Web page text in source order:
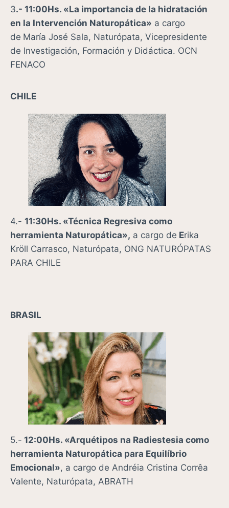
3.- 11:00Hs. «La importancia de la hidratación
en la Intervención Naturopática» a cargo
de María José Sala, Naturópata, Vicepresidente
de Investigación, Formación y Didáctica. OCN
FENACO
CHILE
4.- 11:30Hs. «Técnica Regresiva como
herramienta Naturopática», a cargo de Erika
Kröll Carrasco, Naturópata, ONG NATURÓPATAS
PARA CHILE
BRASIL
5.- 12:00Hs. «Arquétipos na Radiestesia como
herramienta Naturopática para Equilíbrio
Emocional», a cargo de Andréia Cristina Corrêa
Valente, Naturópata, ABRATH